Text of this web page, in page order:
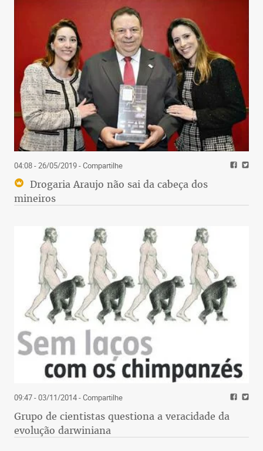
04:08 - 26/05/2019- Compartilhe
Drogaria Araujo não sai da cabeça dos
mineiros
09:47 - 03/11/2014- Compartilhe
Grupo de cientistas questiona a veracidade da
evolução darwiniana